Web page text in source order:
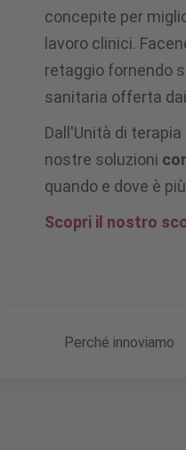
concepite per
lavoro clinici.
retaggio fornendo
sanitaria offerta dai
Dall'Unità di
nostre soluzioni
quando e dove è
Scopri il nostro
Perché innoviamo